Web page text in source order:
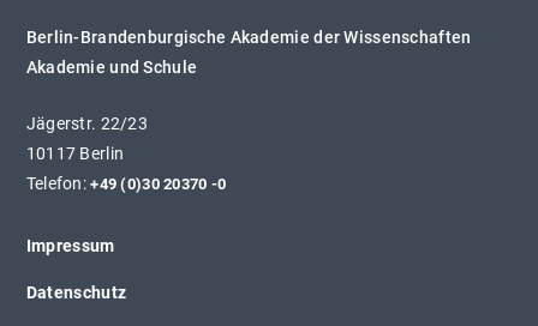
Berlin-Brandenburgische Akademie der Wissenschaften
Akademie und Schule
Jägerstr. 22/23
10117 Berlin
Telefon:+49 (0)30 20370 -0
Impressum
Datenschutz